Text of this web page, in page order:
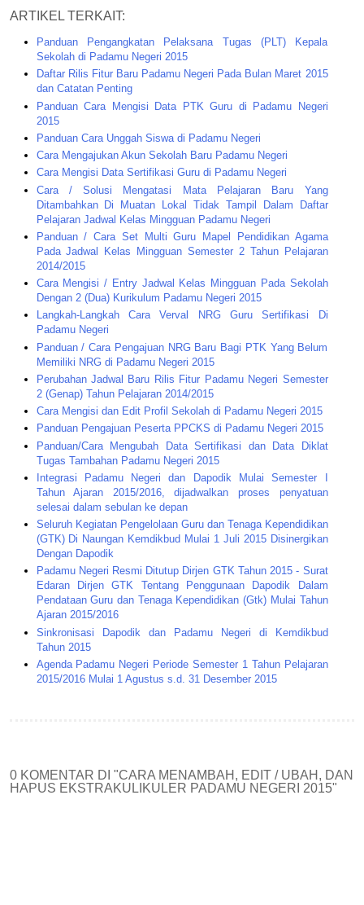
ARTIKEL TERKAIT:
Panduan Pengangkatan Pelaksana Tugas (PLT) Kepala
Sekolah di Padamu Negeri 2015
Daftar Rilis Fitur Baru Padamu Negeri Pada Bulan Maret 2015
dan Catatan Penting
Panduan Cara Mengisi Data PTK Guru di Padamu Negeri
2015
Panduan Cara Unggah Siswa di Padamu Negeri
Cara Mengajukan Akun Sekolah Baru Padamu Negeri
Cara Mengisi Data Sertifikasi Guru di Padamu Negeri
Cara / Solusi Mengatasi Mata Pelajaran Baru Yang
Ditambahkan Di Muatan Lokal Tidak Tampil Dalam Daftar
Pelajaran Jadwal Kelas Mingguan Padamu Negeri
Panduan / Cara Set Multi Guru Mapel Pendidikan Agama
Pada Jadwal Kelas Mingguan Semester 2 Tahun Pelajaran
2014/2015
Cara Mengisi / Entry Jadwal Kelas Mingguan Pada Sekolah
Dengan 2 (Dua) Kurikulum Padamu Negeri 2015
Langkah-Langkah Cara Verval NRG Guru Sertifikasi Di
Padamu Negeri
Panduan / Cara Pengajuan NRG Baru Bagi PTK Yang Belum
Memiliki NRG di Padamu Negeri 2015
Perubahan Jadwal Baru Rilis Fitur Padamu Negeri Semester
2 (Genap) Tahun Pelajaran 2014/2015
Cara Mengisi dan Edit Profil Sekolah di Padamu Negeri 2015
Panduan Pengajuan Peserta PPCKS di Padamu Negeri 2015
Panduan/Cara Mengubah Data Sertifikasi dan Data Diklat
Tugas Tambahan Padamu Negeri 2015
Integrasi Padamu Negeri dan Dapodik Mulai Semester I
Tahun Ajaran 2015/2016, dijadwalkan proses penyatuan
selesai dalam sebulan ke depan
Seluruh Kegiatan Pengelolaan Guru dan Tenaga Kependidikan
(GTK) Di Naungan Kemdikbud Mulai 1 Juli 2015 Disinergikan
Dengan Dapodik
Padamu Negeri Resmi Ditutup Dirjen GTK Tahun 2015 - Surat
Edaran Dirjen GTK Tentang Penggunaan Dapodik Dalam
Pendataan Guru dan Tenaga Kependidikan (Gtk) Mulai Tahun
Ajaran 2015/2016
Sinkronisasi Dapodik dan Padamu Negeri di Kemdikbud
Tahun 2015
Agenda Padamu Negeri Periode Semester 1 Tahun Pelajaran
2015/2016 Mulai 1 Agustus s.d. 31 Desember 2015
0 KOMENTAR DI "CARA MENAMBAH, EDIT / UBAH, DAN
HAPUS EKSTRAKULIKULER PADAMU NEGERI 2015"